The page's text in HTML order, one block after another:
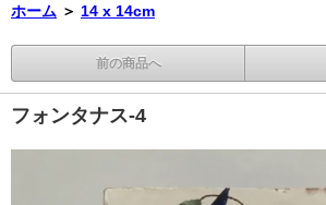
ホーム ＞ 14 x 14cm
前の商品へ
フォンタナス-4